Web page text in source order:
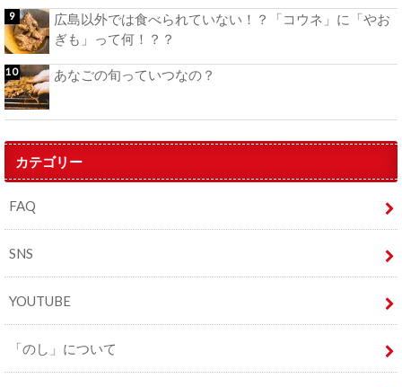
広島以外では食べられていない！？「コウネ」に「やお
ぎも」って何！？？
あなごの旬っていつなの？
カテゴリー
FAQ
SNS
YOUTUBE
「のし」について